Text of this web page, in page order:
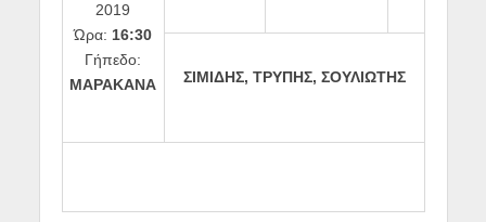
2019
Ώρα: 16:30
Γήπεδο:
ΜΑΡΑΚΑΝΑ
ΣΙΜΙΔΗΣ, ΤΡΥΠΗΣ, ΣΟΥΛΙΩΤΗΣ